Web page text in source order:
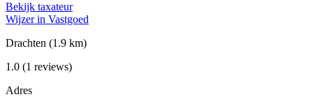
Bekijk taxateur
Wijzer in Vastgoed
Drachten (1.9 km)
1.0 (1 reviews)
Adres